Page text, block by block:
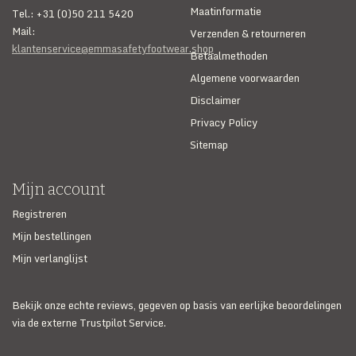
Tel.: +31 (0)50 211 5420
Mail:
klantenservice@emmasafetyfootwear.shop
Maatinformatie
Verzenden & retourneren
Betaalmethoden
Algemene voorwaarden
Disclaimer
Privacy Policy
Sitemap
Mijn account
Registreren
Mijn bestellingen
Mijn verlanglijst
Bekijk onze echte reviews, gegeven op basis van eerlijke beoordelingen
via de externe Trustpilot Service.